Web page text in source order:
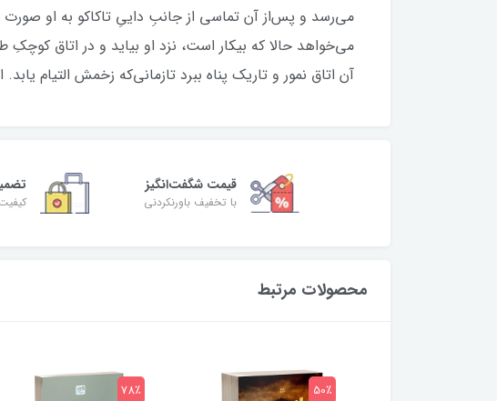
می‌رسد و پس‌از آن تماسی از جانبِ داییِ تاکاکو به او
می‌خواهد حالا که بیکار است، نزد او بیاید و در اتاق
آن اتاق نمور و تاریک پناه ببرد تازمانی‌که زخمش التیام
قیمت شگفت‌انگیز
با تخفیف باورنکردنی
محصولات مرتبط
50٪ 78٪